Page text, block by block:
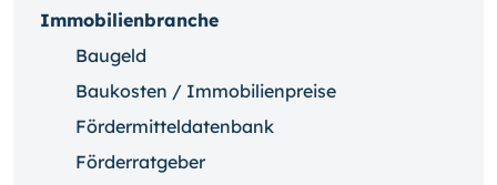
Immobilienbranche
Baugeld
Baukosten / Immobilienpreise
Fördermitteldatenbank
Förderratgeber